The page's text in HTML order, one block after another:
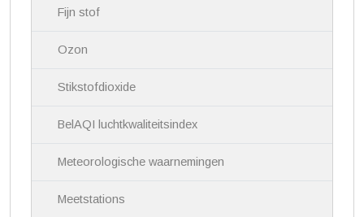
Fijn stof
Ozon
Stikstofdioxide
BelAQI luchtkwaliteitsindex
Meteorologische waarnemingen
Meetstations